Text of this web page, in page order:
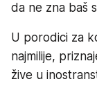
da ne zna baš
U porodici za
najmilije,
žive u